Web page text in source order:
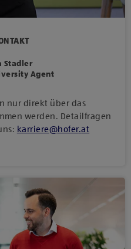
Stadler
Agent
nur direkt über das
werden. Detailfragen
karriere@hofer.at